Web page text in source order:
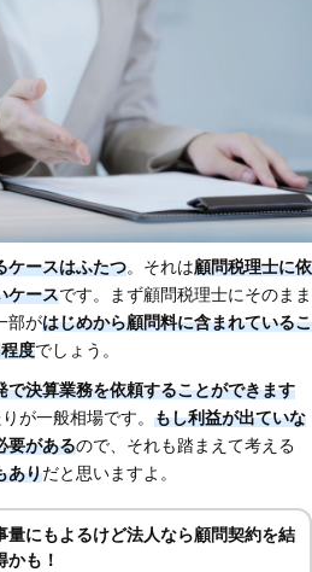
ケースはふたつ。それは顧問税理士に依
ケースです。まず顧問税理士にそのまま
部がはじめから顧問料に含まれているこ
度でしょう。
で決算業務を依頼することができます
が一般相場です。 もし利益が出ていな
要があるので、それも踏まえて考える
ありだと思いますよ。
量にもよるけど法人なら顧問契約を結
かも！